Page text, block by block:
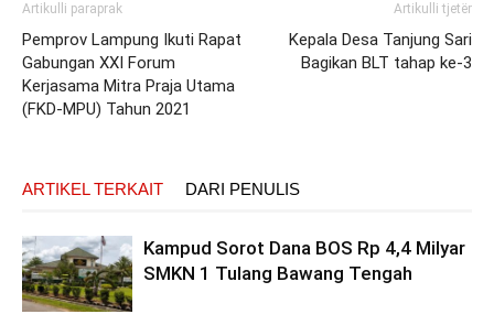
Artikulli paraprak
Pemprov Lampung Ikuti Rapat
Gabungan XXI Forum
Kerjasama Mitra Praja Utama
(FKD-MPU) Tahun 2021
Artikulli tjetër
Kepala Desa Tanjung Sari
Bagikan BLT tahap ke-3
ARTIKEL TERKAIT DARI PENULIS
Kampud Sorot Dana BOS Rp 4,4 Milyar
SMKN 1 Tulang Bawang Tengah